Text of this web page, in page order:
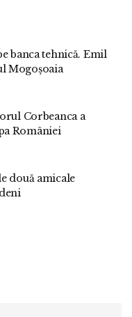
banca tehnică. Emil
Mogoșoaia
Corbeanca a
României
două amicale